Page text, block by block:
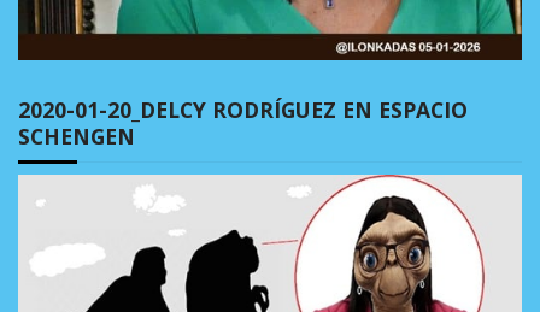
2020-01-20_DELCY RODRÍGUEZ EN ESPACIO
SCHENGEN